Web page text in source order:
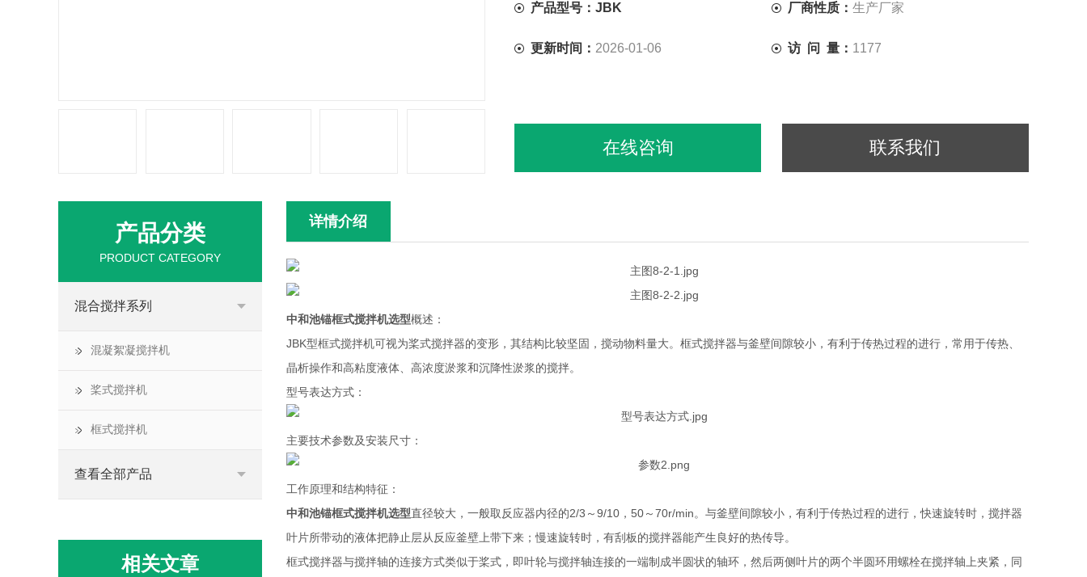
产品型号：JBK 厂商性质： 生产厂家
更新时间： 2026-01-06 访 问 量： 1177
在线咨询 联系我们
详情介绍
中和池锚框式搅拌机选型概述：
JBK型框式搅拌机可视为桨式搅拌器的变形，其结构比较坚固，搅动物料量大。框式搅拌器与釜壁间隙较小，有利于传热过程的进行，常用于传热、
晶析操作和高粘度液体、高浓度淤浆和沉降性淤浆的搅拌。
型号表达方式：
主要技术参数及安装尺寸：
工作原理和结构特征：
中和池锚框式搅拌机选型直径较大，一般取反应器内径的2/3～9/10，50～70r/min。与釜壁间隙较小，有利于传热过程的进行，快速旋转时，搅拌器
叶片所带动的液体把静止层从反应釜壁上带下来；慢速旋转时，有刮板的搅拌器能产生良好的热传导。
框式搅拌器与搅拌轴的连接方式类似于桨式，即叶轮与搅拌轴连接的一端制成半圆状的轴环，然后两侧叶片的两个半圆环用螺栓在搅拌轴上夹紧，同
产品分类
PRODUCT CATEGORY
混合搅拌系列
混凝絮凝搅拌机
桨式搅拌机
框式搅拌机
查看全部产品
相关文章